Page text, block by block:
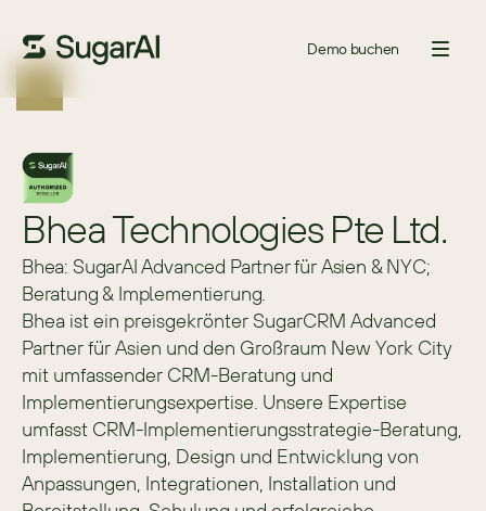
Demo buchen
Bhea Technologies Pte Ltd.
Bhea: SugarAI Advanced Partner für Asien & NYC;
Beratung & Implementierung.
Bhea ist ein preisgekrönter SugarCRM Advanced
Partner für Asien und den Großraum New York City
mit umfassender CRM-Beratung und
Implementierungsexpertise. Unsere Expertise
umfasst CRM-Implementierungsstrategie-Beratung,
Implementierung, Design und Entwicklung von
Anpassungen, Integrationen, Installation und